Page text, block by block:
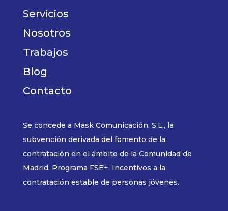
Servicios
Nosotros
Trabajos
Blog
Contacto
Se concede a Mask Comunicación, S.L., la
subvención derivada del fomento de la
contratación en el ámbito de la Comunidad de
Madrid. Programa FSE+. Incentivos a la
contratación estable de personas jóvenes.